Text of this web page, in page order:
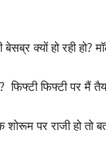
बेसब्र क्यों हो रही हो?
फिफ्टी फिफ्टी पर मैं
पर राजी हो तो